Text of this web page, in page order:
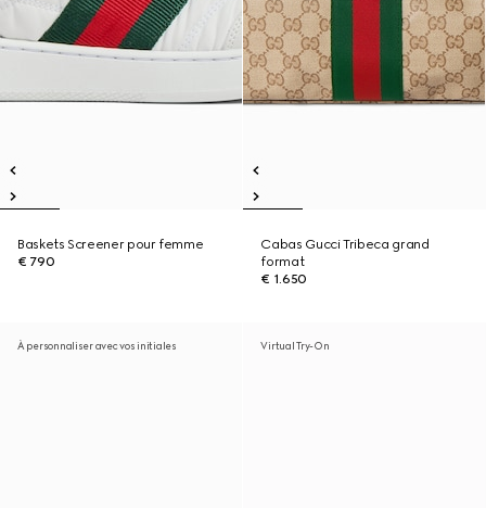
Baskets Screener pour femme
€ 790
Cabas Gucci Tribeca grand
format
€ 1.650
À personnaliser avec vos initiales Virtual Try-On